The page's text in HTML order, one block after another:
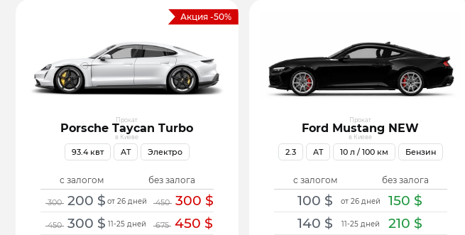
Акция -50%
Прокат
Porsche Taycan Turbo
в Киеве
с залогом
от 26 дней
300 200 $
11-25 дней
450 300 $
без залога
450 300 $
675 450 $
93.4 квт AT Электро
Прокат
Ford Mustang NEW
в Киеве
с залогом
от 26 дней
100 $
11-25 дней
140 $
без залога
150 $
210 $
2.3 AT 10 л / 100 км Бензин